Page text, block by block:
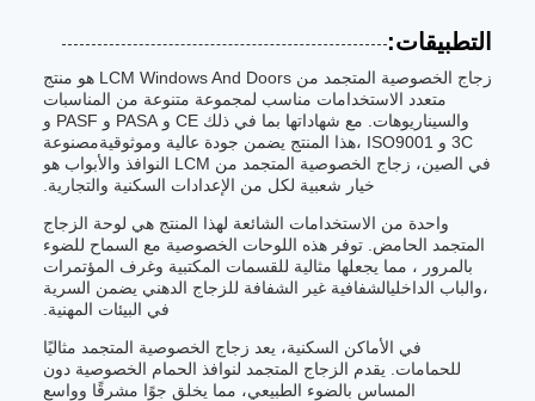
التطبيقات:
زجاج الخصوصية المتجمد من LCM Windows And Doors هو منتج
متعدد الاستخدامات مناسب لمجموعة متنوعة من المناسبات
والسيناريوهات. مع شهاداتها بما في ذلك CE و PASA و PASF و
3C و ISO9001 ،هذا المنتج يضمن جودة عالية وموثوقيةمصنوعة
في الصين، زجاج الخصوصية المتجمد من LCM النوافذ والأبواب هو
خيار شعبية لكل من الإعدادات السكنية والتجارية.
واحدة من الاستخدامات الشائعة لهذا المنتج هي لوحة الزجاج
المتجمد الحامض. توفر هذه اللوحات الخصوصية مع السماح للضوء
بالمرور ، مما يجعلها مثالية للقسمات المكتبية وغرف المؤتمرات
،والباب الداخليالشفافية غير الشفافة للزجاج الدهني يضمن السرية
في البيئات المهنية.
في الأماكن السكنية، يعد زجاج الخصوصية المتجمد مثاليًا
للحمامات. يقدم الزجاج المتجمد لنوافذ الحمام الخصوصية دون
المساس بالضوء الطبيعي، مما يخلق جوًا مشرقًا وواسع